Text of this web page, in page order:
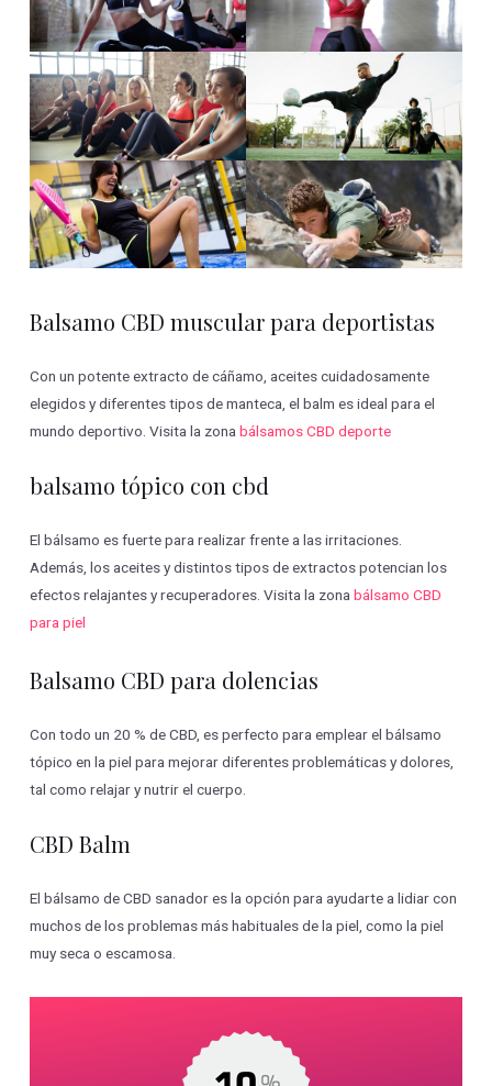
Balsamo CBD muscular para deportistas
Con un potente extracto de cáñamo, aceites cuidadosamente
elegidos y diferentes tipos de manteca, el balm es ideal para el
mundo deportivo. Visita la zonabálsamos CBD deporte
balsamo tópico con cbd
El bálsamo es fuerte para realizar frente a las irritaciones.
Además, los aceites y distintos tipos de extractos potencian los
efectos relajantes y recuperadores. Visita la zonabálsamo CBD
para piel
Balsamo CBD para dolencias
Con todo un 20 % de CBD, es perfecto para emplear el bálsamo
tópico en la piel para mejorar diferentes problemáticas y dolores,
tal como relajar y nutrir el cuerpo.
CBD Balm
El bálsamo de CBD sanador es la opción para ayudarte a lidiar con
muchos de los problemas más habituales de la piel, como la piel
muy seca o escamosa.